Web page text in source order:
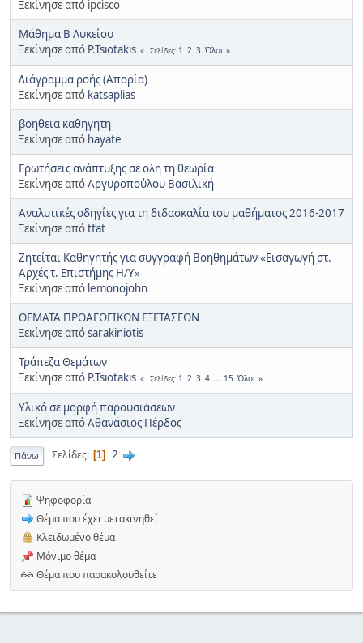
Ξεκίνησε από ipcisco
Μάθημα Β Λυκείου
Ξεκίνησε από P.Tsiotakis Σελίδες 1 2 3 Όλοι
Διάγραμμα ροής (Απορία)
Ξεκίνησε από katsaplias
βοηθεια καθηγητη
Ξεκίνησε από hayate
Ερωτήσεις ανάπτυξης σε ολη τη θεωρία
Ξεκίνησε απόΑργυροπούλου Βασιλική
Αναλυτικές οδηγίες για τη διδασκαλία του μαθήματος 2016-2017
Ξεκίνησε απόtfat
Ζητείται Καθηγητής για συγγραφή Βοηθημάτων «Εισαγωγή στ.
Αρχές τ. Επιστήμης Η/Υ»
Ξεκίνησε από lemonojohn
ΘΕΜΑΤΑ ΠΡΟΑΓΩΓΙΚΩΝ ΕΞΕΤΑΣΕΩΝ
Ξεκίνησε απόsarakiniotis
Τράπεζα Θεμάτων
Ξεκίνησε από P.Tsiotakis Σελίδες 1 2 3 4 ... 15 Όλοι
Υλικό σε μορφή παρουσιάσεων
Ξεκίνησε απόΑθανάσιος Πέρδος
Πάνω Σελίδες 1 2
Ψηφοφορία
Θέμα που έχει μετακινηθεί
Κλειδωμένο θέμα
Μόνιμο θέμα
Θέμα που παρακολουθείτε